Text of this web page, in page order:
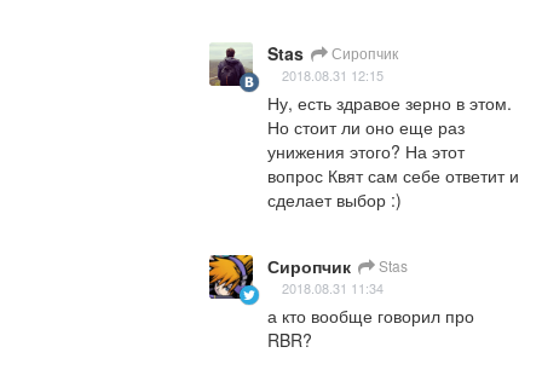
Stas Сиропчик
2018.08.31 12:15
Ну, есть здравое зерно в этом.
Но стоит ли оно еще раз
унижения этого? На этот
вопрос Квят сам себе ответит и
сделает выбор :)
Сиропчик Stas
2018.08.31 11:34
а кто вообще говорил про
RBR?